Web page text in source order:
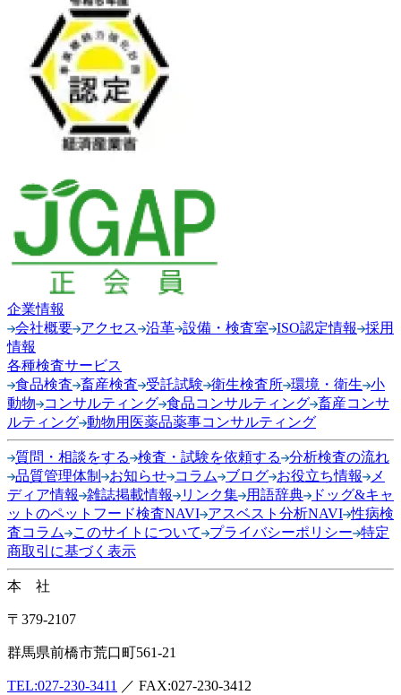
企業情報
会社概要 アクセス 沿革 設備・検査室 ISO認定情報
採用
情報
各種検査サービス
食品検査 畜産検査 受託試験 衛生検査所 環境・衛生 小
動物
コンサルティング 食品コンサルティング 畜産コンサ
ルティング 動物用医薬品薬事コンサルティング
質問・相談をする 検査・試験を依頼する
分析検査の流れ
品質管理体制
お知らせ コラム ブログ お役立ち情報
メ
ディア情報
雑誌掲載情報 リンク集 用語辞典
ドッグ&キャ
ットのペットフード検査NAVI アスベスト分析NAVI 性病検
査コラム
このサイトについて プライバシーポリシー 特定
商取引に基づく表示
本 社
〒379-2107
群馬県前橋市荒口町561-21
TEL:027-230-3411 ／ FAX:027-230-3412